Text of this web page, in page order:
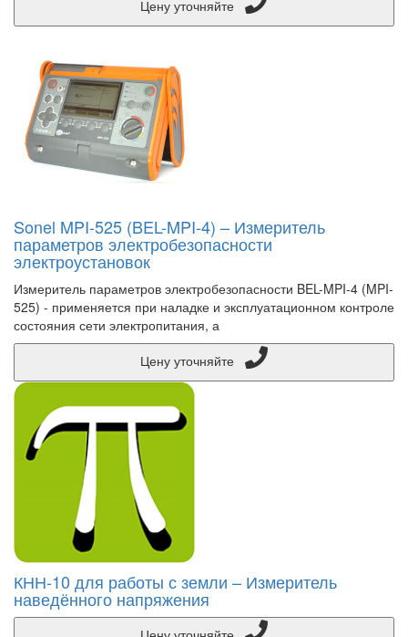
Sonel MPI-525 (BEL-MPI-4) – Измеритель
параметров электробезопасности
электроустановок
Измеритель параметров электробезопасности BEL-MPI-4 (MPI-
525) - применяется при наладке и эксплуатационном контроле
состояния сети электропитания, а
КНН-10 для работы с земли – Измеритель
наведённого напряжения